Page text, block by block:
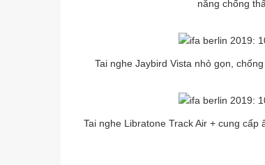
năng chống
Tai nghe Jaybird Vista nhỏ gọn,
Tai nghe Libratone Track Air + cung